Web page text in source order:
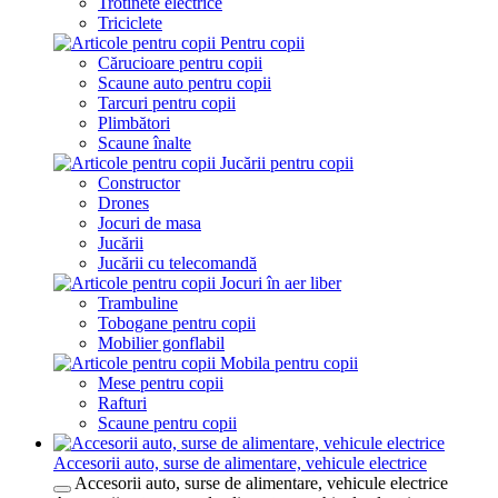
Triciclete
Pentru copii
Cărucioare pentru copii
Scaune auto pentru copii
Tarcuri pentru copii
Plimbători
Scaune înalte
Jucării pentru copii
Constructor
Drones
Jocuri de masa
Jucării
Jucării cu telecomandă
Jocuri în aer liber
Trambuline
Tobogane pentru copii
Mobilier gonflabil
Mobila pentru copii
Mese pentru copii
Rafturi
Scaune pentru copii
Accesorii auto, surse de alimentare, vehicule electrice
Accesorii auto, surse de alimentare, vehicule electrice